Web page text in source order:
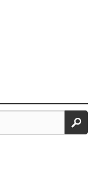
検